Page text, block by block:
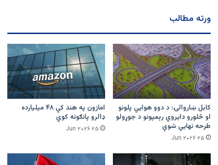
ورته مطالب
کابل ښاروالۍ: د دوو هوايي پلونو
او څلورو دایروي رېمپونو د جوړولو
طرحه نهایي شوې
۲۵ Jun ۲۰۲۶
امازون په هند کې ۴۸ میلیارده
ډالرو پانګونه کوي
۲۵ Jun ۲۰۲۶